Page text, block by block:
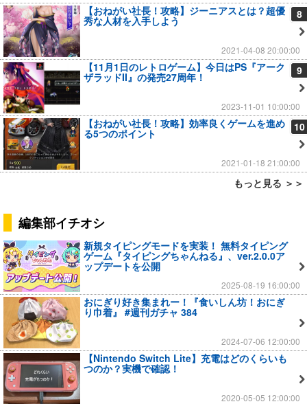
8
【おねがい社長！攻略】ジーニアスとは？超優
秀な人材を入手しよう
2021-04-08 20:00:00
9
【11月1日のレトロゲーム】今日はPS『アーク
ザラッドII』の発売27周年！
2023-11-01 10:00:00
10
【おねがい社長！攻略】効率良くゲームを進め
る5つのポイント
2021-01-18 21:00:00
もっと見る ＞＞
編集部イチオシ
新規タイピングモードを実装！ 無料タイピング
ゲーム『タイピングちゃんねる』、ver.2.0.0ア
ップデートを公開
2025-08-19 16:00:00
おにぎり好き集まれー！『食いしん坊！おにぎ
り巾着』 #週刊ガチャ 384
2024-07-06 12:00:00
【Nintendo Switch Lite】充電はどのくらいも
つのか？実機で確認！
2020-05-05 12:00:00